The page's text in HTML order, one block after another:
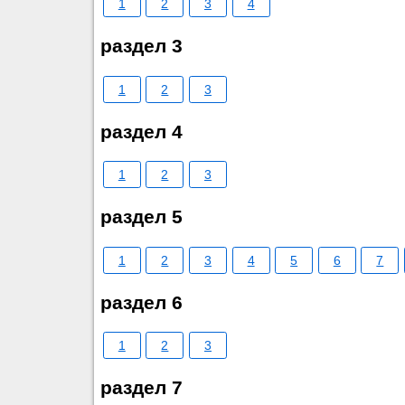
1 2 3 4
раздел 3
1 2 3
раздел 4
1 2 3
раздел 5
1 2 3 4 5 6 7
раздел 6
1 2 3
раздел 7